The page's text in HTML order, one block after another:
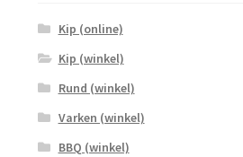
Kip (online)
Kip (winkel)
Rund (winkel)
Varken (winkel)
BBQ (winkel)